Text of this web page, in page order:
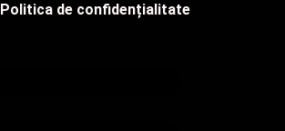
Politica de confidențialitate